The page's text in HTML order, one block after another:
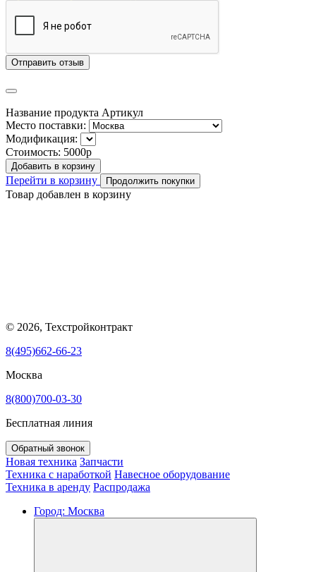
Отправить отзыв
Название продукта Артикул
Место поставки:
Модификация:
Стоимость: 5000р
Добавить в корзину
Перейти в корзину Продолжить покупки
Товар добавлен в корзину
© 2026, Техстройконтракт
8(495)662-66-23
Москва
8(800)700-03-30
Бесплатная линия
Обратный звонок
Новая техника Запчасти
Техника с наработкой Навесное оборудование
Техника в аренду Распродажа
Город: Москва